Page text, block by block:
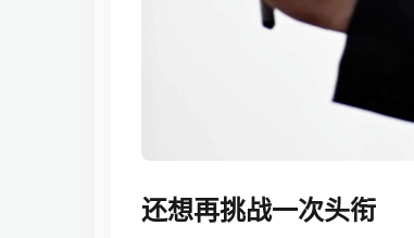
还想再挑战一次头衔